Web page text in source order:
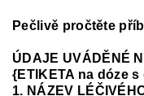
Pečlivě pročtěte
ÚDAJE UVÁDĚNÉ
{ETIKETA na dóze
1. NÁZEV